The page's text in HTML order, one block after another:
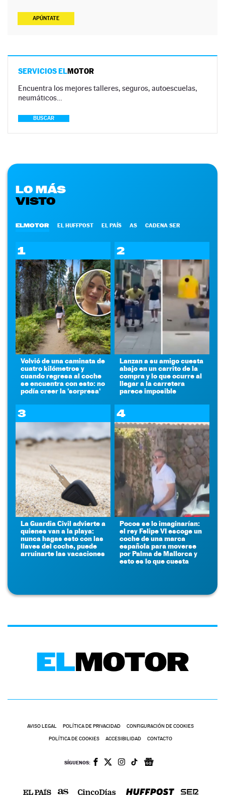
APÚNTATE
SERVICIOS ELMOTOR
Encuentra los mejores talleres, seguros, autoescuelas,
neumáticos…
BUSCAR
LO MÁS
VISTO
ELMOTOR EL HUFFPOST EL PAÍS AS CADENA SER
1
Volvió de una caminata de
cuatro kilómetros y
cuando regresa al coche
se encuentra con esto: no
podía creer la 'sorpresa'
2
Lanzan a su amigo cuesta
abajo en un carrito de la
compra y lo que ocurre al
llegar a la carretera
parece imposible
3
La Guardia Civil advierte a
quienes van a la playa:
nunca hagas esto con las
llaves del coche, puede
arruinarte las vacaciones
4
Pocos se lo imaginarían:
el rey Felipe VI escoge un
coche de una marca
española para moverse
por Palma de Mallorca y
esto es lo que cuesta
AVISO LEGAL POLÍTICA DE PRIVACIDAD CONFIGURACIÓN DE COOKIES
POLÍTICA DE COOKIES ACCESIBILIDAD CONTACTO
SÍGUENOS: